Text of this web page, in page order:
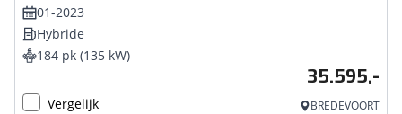
01-2023
Hybride
184 pk (135 kW)
35.595,-
Vergelijk BREDEVOORT